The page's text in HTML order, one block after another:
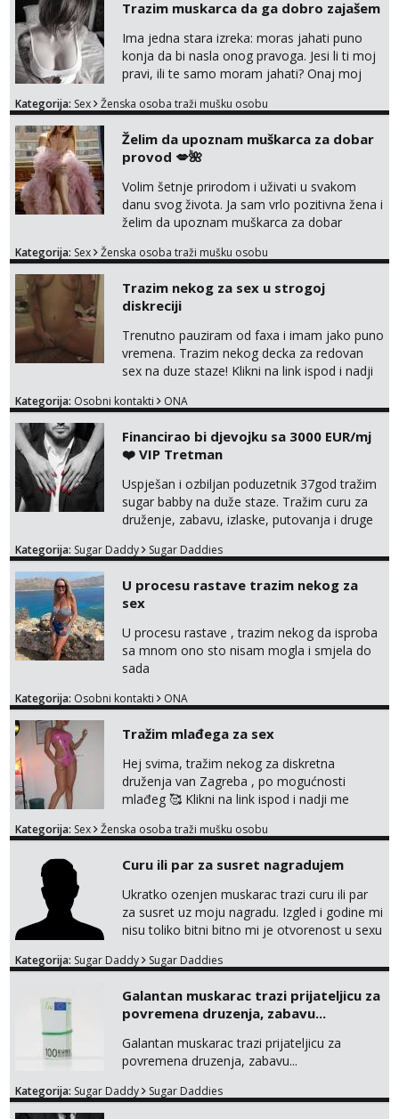
Trazim muskarca da ga dobro zajašem
Ima jedna stara izreka: moras jahati puno
konja da bi nasla onog pravoga. Jesi li ti moj
pravi, ili te samo moram jahati? Onaj moj
na sexdater link i javi mi se tamo....
Kategorija: Sex Ženska osoba traži mušku osobu
Želim da upoznam muškarca za dobar
provod 💋🌺
Volim šetnje prirodom i uživati u svakom
danu svog života. Ja sam vrlo pozitivna žena i
želim da upoznam muškarca za dobar
na link ispod i nadji me tamo, cekam te!
Kategorija: Sex Ženska osoba traži mušku osobu
Trazim nekog za sex u strogoj
diskreciji
Trenutno pauziram od faxa i imam jako puno
vremena. Trazim nekog decka za redovan
sex na duze staze! Klikni na link ispod i nadji
Kategorija: Osobni kontakti ONA
Financirao bi djevojku sa 3000 EUR/mj
❤️ VIP Tretman
Uspješan i ozbiljan poduzetnik 37god tražim
sugar babby na duže staze. Tražim curu za
druženje, zabavu, izlaske, putovanja i druge
otvorena, komunikativna, zgodna i atraktivna
markodalic37@gmail.com
Kategorija: Sugar Daddy Sugar Daddies
U procesu rastave trazim nekog za
sex
U procesu rastave , trazim nekog da isproba
sa mnom ono sto nisam mogla i smjela do
sada
Kategorija: Osobni kontakti ONA
Tražim mlađega za sex
Hej svima, tražim nekog za diskretna
druženja van Zagreba , po mogućnosti
mlađeg 🥰 Klikni na link ispod i nadji me
Kategorija: Sex Ženska osoba traži mušku osobu
Curu ili par za susret nagradujem
Ukratko ozenjen muskarac trazi curu ili par
za susret uz moju nagradu. Izgled i godine mi
nisu toliko bitni bitno mi je otvorenost u sexu
jave na mail . Molim ako je moguce prvi mail
necete pozalit
Kategorija: Sugar Daddy Sugar Daddies
Galantan muskarac trazi prijateljicu za
povremena druzenja, zabavu...
Galantan muskarac trazi prijateljicu za
povremena druzenja, zabavu...
Kategorija: Sugar Daddy Sugar Daddies